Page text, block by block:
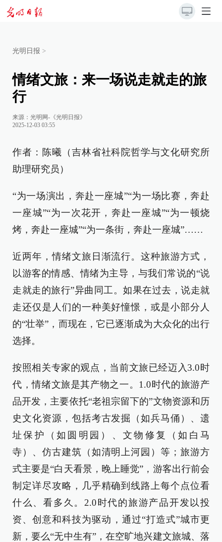
光明日报 >
情绪文旅：来一场说走就走的旅
行
来源： 光明网-《光明日报》
2025-12-03 03:55
作者：陈曦（吉林省社科院哲学与文化研究所
助理研究员）
“为一场演出，奔赴一座城”“为一场比赛，奔赴
一座城”“为一次花开，奔赴一座城”“为一顿烧
烤，奔赴一座城”“为一条街，奔赴一座城”……
近两年，情绪文旅日渐流行。这种旅游方式，
以游客的情感、情绪为主导，与我们常说的“说
走就走的旅行”异曲同工。如果在过去，说走就
走还仅是人们的一种美好憧憬，或是小部分人
的“壮举”，而现在，它已逐渐成为大众化的出行
选择。
按照相关专家的观点，当前文旅已经迈入3.0时
代，情绪文旅是其产物之一。1.0时代的旅游产
品开发，主要依托“老祖宗留下的”文物资源和历
史文化资源，包括考古发掘（如兵马俑）、遗
址保护（如圆明园）、文物修复（如白马
寺）、仿古建筑（如清明上河园）等；旅游方
式主要是“白天看景，晚上睡觉”，游客出行前会
制定详尽攻略，几乎精确到线路上每个点位看
什么、看多久。2.0时代的旅游产品开发以投
资、创意和科技为驱动，通过“打造式”城市更
新，要么“无中生有”，在空旷地兴建文旅城、落